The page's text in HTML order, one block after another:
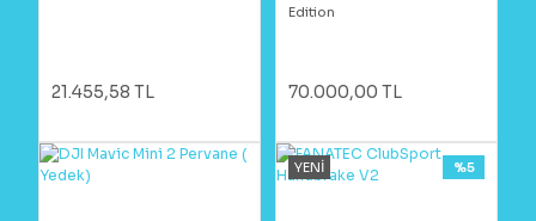
21.455,58 TL
Edition
70.000,00 TL
YENİ %5